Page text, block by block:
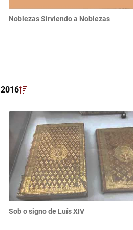
Noblezas Sirviendo a Noblezas
2016
Sob o signo de Luís XIV